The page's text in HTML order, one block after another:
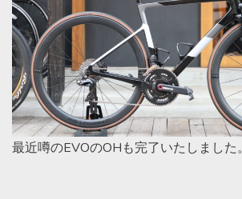
最近噂のEVOのOHも完了いたしました。